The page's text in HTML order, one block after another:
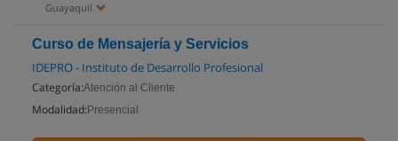
Guayaquil
Curso de Mensajería y Servicios
IDEPRO - Instituto de Desarrollo Profesional
Categoría:Atención al Cliente
Modalidad: Presencial